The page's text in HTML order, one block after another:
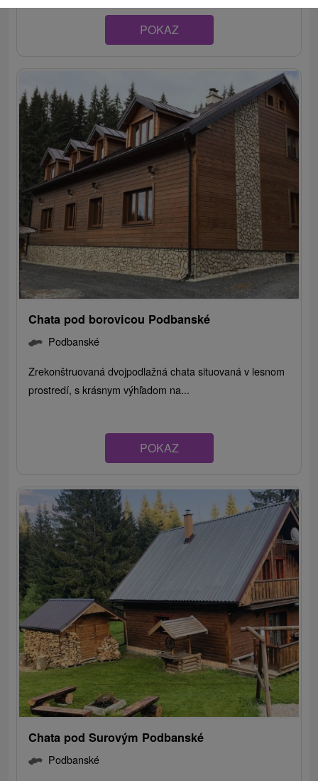
POKAZ
Chata pod borovicou Podbanské
Podbanské
Zrekonštruovaná dvojpodlažná chata situovaná v lesnom
prostredí, s krásnym výhľadom na...
POKAZ
Chata pod Surovým Podbanské
Podbanské